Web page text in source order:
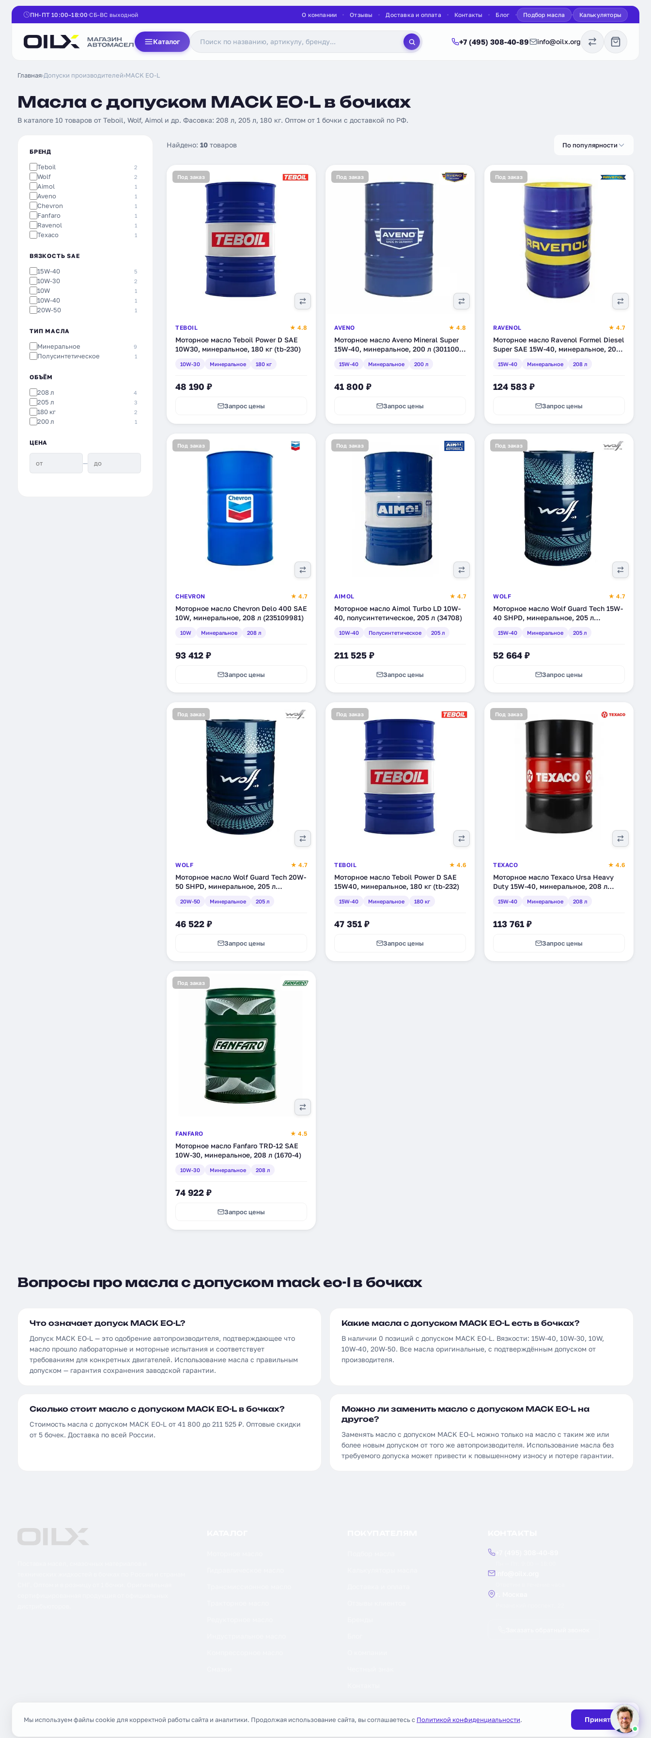
ПН-ПТ 10:00–18:00 СБ-ВС выходной О компании Отзывы Доставка и оплата Контакты Блог Подбор масла Калькуляторы
Каталог +7 (495) 308-40-89 info@oilx.org
Главная›Допуски производителей›MACK EO-L
Масла с допуском MACK EO-L в бочках
В каталоге 10 товаров от Teboil, Wolf, Aimol и др. Фасовка: 208 л, 205 л, 180 кг. Оптом от 1 бочки с доставкой по РФ.
БРЕНД
Teboil 2
Wolf 2
Aimol 1
Aveno 1
Chevron 1
Fanfaro 1
Ravenol 1
Texaco 1
ВЯЗКОСТЬ SAE
15W-40 5
10W-30 2
10W 1
10W-40 1
20W-50 1
ТИП МАСЛА
Минеральное 9
Полусинтетическое 1
ОБЪЁМ
208 л 4
205 л 3
180 кг 2
200 л 1
ЦЕНА
—
Найдено: 10 товаров По популярности
Под заказ
TEBOIL ★ 4.8
Моторное масло Teboil Power D SAE
10W30, минеральное, 180 кг (tb-230)
10W-30 Минеральное 180 кг
48 190 ₽
Запрос цены
Под заказ
AVENO ★ 4.8
Моторное масло Aveno Mineral Super
15W-40, минеральное, 200 л (3011003-
15W-40 Минеральное 200 л
41 800 ₽
Запрос цены
Под заказ
RAVENOL ★ 4.7
Моторное масло Ravenol Formel Diesel
Super SAE 15W-40, минеральное, 208
15W-40 Минеральное 208 л
124 583 ₽
Запрос цены
Под заказ
CHEVRON ★ 4.7
Моторное масло Chevron Delo 400 SAE
10W, минеральное, 208 л (235109981)
10W Минеральное 208 л
93 412 ₽
Запрос цены
Под заказ
AIMOL ★ 4.7
Моторное масло Aimol Turbo LD 10W-
40, полусинтетическое, 205 л (34708)
10W-40 Полусинтетическое 205 л
211 525 ₽
Запрос цены
Под заказ
WOLF ★ 4.7
Моторное масло Wolf Guard Tech 15W-
40 SHPD, минеральное, 205 л
15W-40 Минеральное 205 л
52 664 ₽
Запрос цены
Под заказ
WOLF ★ 4.7
Моторное масло Wolf Guard Tech 20W-
50 SHPD, минеральное, 205 л
20W-50 Минеральное 205 л
46 522 ₽
Запрос цены
Под заказ
TEBOIL ★ 4.6
Моторное масло Teboil Power D SAE
15W40, минеральное, 180 кг (tb-232)
15W-40 Минеральное 180 кг
47 351 ₽
Запрос цены
Под заказ
TEXACO ★ 4.6
Моторное масло Texaco Ursa Heavy
Duty 15W-40, минеральное, 208 л
15W-40 Минеральное 208 л
113 761 ₽
Запрос цены
Под заказ
FANFARO ★ 4.5
Моторное масло Fanfaro TRD-12 SAE
10W-30, минеральное, 208 л (1670-4)
10W-30 Минеральное 208 л
74 922 ₽
Запрос цены
Вопросы про масла с допуском mack eo-l в бочках
Что означает допуск MACK EO-L?
Допуск MACK EO-L — это одобрение автопроизводителя, подтверждающее что
масло прошло лабораторные и моторные испытания и соответствует
требованиям для конкретных двигателей. Использование масла с правильным
допуском — гарантия сохранения заводской гарантии.
Какие масла с допуском MACK EO-L есть в бочках?
В наличии 0 позиций с допуском MACK EO-L. Вязкости: 15W-40, 10W-30, 10W,
10W-40, 20W-50. Все масла оригинальные, с подтверждённым допуском от
производителя.
Сколько стоит масло с допуском MACK EO-L в бочках?
Стоимость масла с допуском MACK EO-L от 41 800 до 211 525 ₽. Оптовые скидки
от 5 бочек. Доставка по всей России.
Можно ли заменить масло с допуском MACK EO-L на
другое?
Заменять масло с допуском MACK EO-L можно только на масло с таким же или
более новым допуском от того же автопроизводителя. Использование масла без
требуемого допуска может привести к повышенному износу и потере гарантии.
Политика конфиденциальности
Мы используем файлы cookie для корректной работы сайта и аналитики. Продолжая использование сайта, вы соглашаетесь с Политикой конфиденциальности. Принять